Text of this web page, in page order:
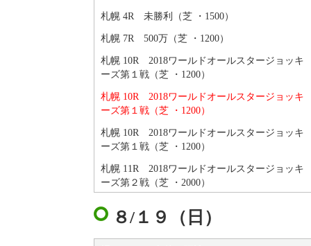
札幌 4R 未勝利（芝 ・1500）
札幌 7R 500万（芝 ・1200）
札幌 10R 2018ワールドオールスタージョッキ
ーズ第１戦（芝 ・1200）
札幌 10R 2018ワールドオールスタージョッキ
ーズ第１戦（芝 ・1200）
札幌 10R 2018ワールドオールスタージョッキ
ーズ第１戦（芝 ・1200）
札幌 11R 2018ワールドオールスタージョッキ
ーズ第２戦（芝 ・2000）
８/１９（日）